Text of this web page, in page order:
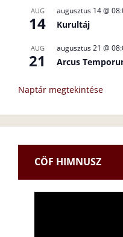
AUG
14
augusztus 14 @
Kurultáj
AUG
21
augusztus 21 @
Arcus
Naptár megtekintése
CÖF HIMNUSZ